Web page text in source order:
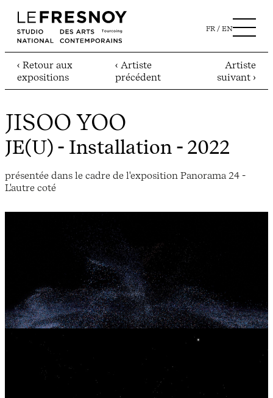
FR EN
‹ Retour aux
expositions
‹ Artiste
précédent
Artiste
suivant ›
JISOO YOO
JE(U) - Installation - 2022
présentée dans le cadre de l'exposition Panorama 24 -
L'autre coté